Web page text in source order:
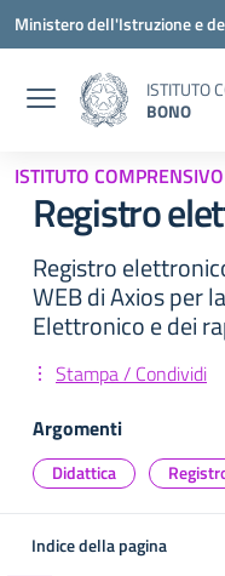
Vai ai contenuti
Vai al menu di navigazione
Vai al footer
Ministero dell'Istruzione e
ISTITUTO
BONO
ISTITUTO
Registro
Registro
WEB di Axios per
Elettronico e dei
Stampa / Condividi
Argomenti
Didattica
Indice della pagina